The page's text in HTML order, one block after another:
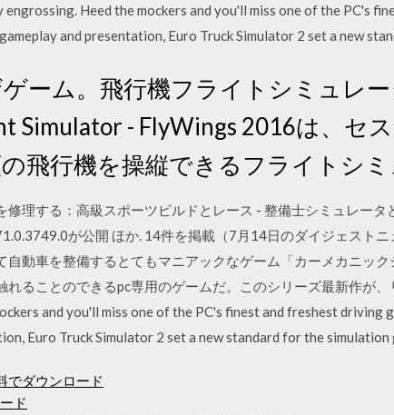
engrossing. Heed the mockers and you'll miss one of the PC's
and presentation, Euro Truck Simulator 2 set a new
ーム。飛行機フライトシミュレ
Simulator - FlyWings 2016は、セ
飛行機を操縦できるフライトシミ
修理する：高級スポーツビルドとレース - 整備士シミュレー
が公開 ほか. 14件を掲載（7月14日のダイジェスト
自動車を整備するとてもマニアックなゲーム「カーメカニッ
れることのできるpc専用のゲームだ。このシリーズ最新作が
and you'll miss one of the PC's finest and freshest driving
Euro Truck Simulator 2 set a new standard for the simulation
でダウンロード
ド